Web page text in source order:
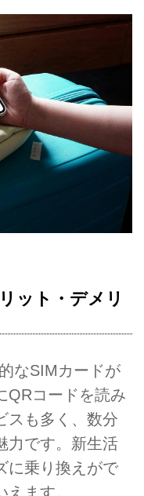
ット・デメリ
なSIMカードが
QRコードを読み
スも多く、数分
力です。新生活
に乗り換えがで
ます。